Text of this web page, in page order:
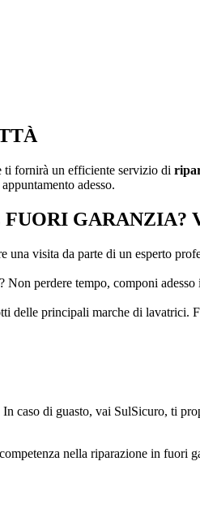
ti fornirà un efficiente servizio di
adesso.
FUORI GARANZIA?
una visita da parte di un esperto
Non perdere tempo, componi adesso
delle principali marche di lavatrici.
caso di guasto, vai SulSicuro, ti
nella riparazione in fuori